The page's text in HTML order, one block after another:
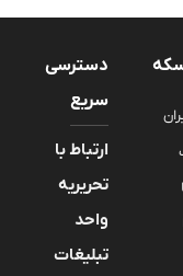
دسترسی
سریع
ارتباط با
تحریریه
واحد
تبلیغات